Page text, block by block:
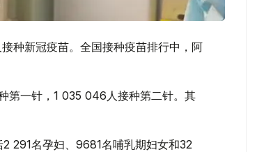
种新冠疫苗。全国接种疫苗排行中，阿
第一针，1 035 046人接种第二针。其
291名孕妇、9681名哺乳期妇女和32